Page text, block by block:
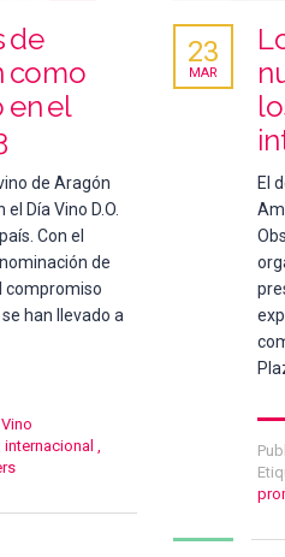
de
como
el
de Aragón
Día Vino D.O.
Con el
de
compromiso
han llevado a
Vino
internacional
23
MAR
El